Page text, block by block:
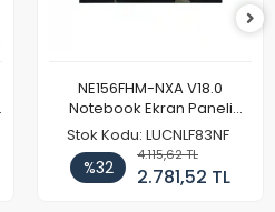
NE156FHM-NXA V18.0
Notebook Ekran Paneli
144Hz
Stok Kodu: LUCNLF83NF
%32
4.115,62 TL
2.781,52 TL